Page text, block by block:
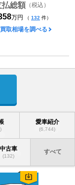
払総額 （税込）
万円 （ 132 件）
取相場を調べる
愛車紹介
(6,744)
中古車
(132)
すべて